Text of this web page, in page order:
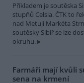
Příkladem je soutěska
stupňů Celsia. ČTK to
nad Metují Markéta
soutěsky Sibiř se lze
okruhu.
Farmáři mají kvůli
sena na krmení